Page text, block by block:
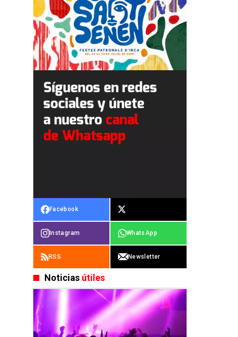
Facebook
Instagram WhatsApp
RSS Newsletter
Noticias útiles